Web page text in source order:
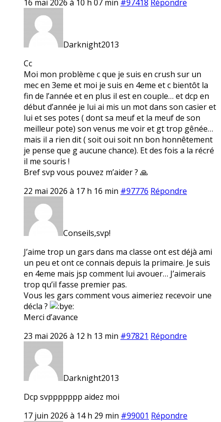
16 mai 2026 à 10 h 07 min #97418 Répondre
Darknight2013
Cc
Moi mon problème c que je suis en crush sur un
mec en 3eme et moi je suis en 4eme et c bientôt la
fin de l’année et en plus il est en couple… et dcp en
début d’année je lui ai mis un mot dans son casier et
lui et ses potes ( dont sa meuf et la meuf de son
meilleur pote) son venus me voir et gt trop gênée…
mais il a rien dit ( soit oui soit nn bon honnêtement
je pense que g aucune chance). Et des fois a la récré
il me souris !
Bref svp vous pouvez m’aider ? 🙏
22 mai 2026 à 17 h 16 min #97776 Répondre
Conseils,svp!
J’aime trop un gars dans ma classe ont est déjà ami
un peu et ont ce connais depuis la primaire. Je suis
en 4eme mais jsp comment lui avouer… J’aimerais
trop qu’il fasse premier pas.
Vous les gars comment vous aimeriez recevoir une
décla ?
Merci d’avance
23 mai 2026 à 12 h 13 min #97821 Répondre
Darknight2013
Dcp svppppppp aidez moi
17 juin 2026 à 14 h 29 min #99001 Répondre